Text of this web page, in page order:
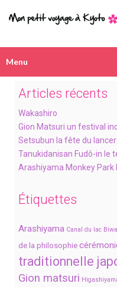
Menu
Articles récents
Wakashiro
Gion Matsuri un festival
Setsubun la fête du
Tanukidanisan Fudô-in le
Arashiyama Monkey Park
Étiquettes
Arashiyama Canal du lac Biwa
de la philosophie
traditionnelle
Gion matsuri